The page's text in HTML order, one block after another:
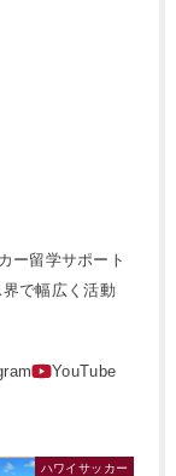
ー留学サポート
で幅広く活動
ハワイサッカー